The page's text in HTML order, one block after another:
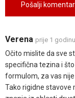
Pošalji
Verena prije 1 godinu
Očito mislite da sve
specifična tezina i
formulom, za vas
Tako rigidne stavove